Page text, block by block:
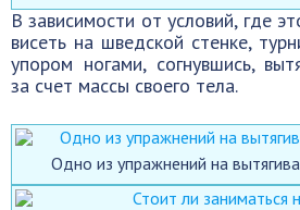
В зависимости от условий, где
висеть на шведской стенке,
упором ногами, согнувшись,
за счет массы своего тела.
Одно из упражнений на